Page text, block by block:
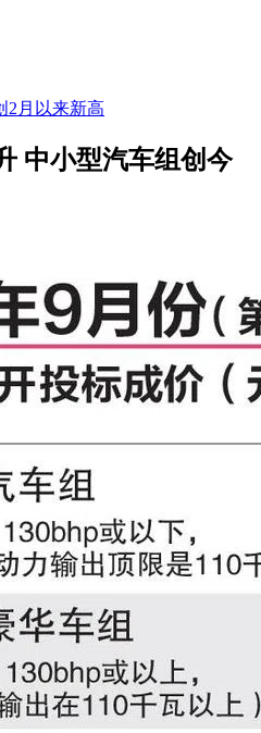
2月以来新高
中小型汽车组创今